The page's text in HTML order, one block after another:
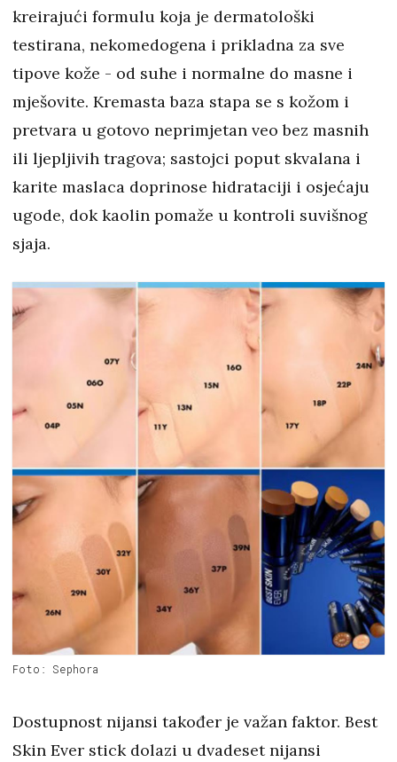
kreirajući formulu koja je dermatološki
testirana, nekomedogena i prikladna za sve
tipove kože - od suhe i normalne do masne i
mješovite. Kremasta baza stapa se s kožom i
pretvara u gotovo neprimjetan veo bez masnih
ili ljepljivih tragova; sastojci poput skvalana i
karite maslaca doprinose hidrataciji i osjećaju
ugode, dok kaolin pomaže u kontroli suvišnog
sjaja.
Foto: Sephora
Dostupnost nijansi također je važan faktor. Best
Skin Ever stick dolazi u dvadeset nijansi